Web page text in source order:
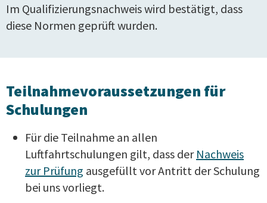
Im Qualifizierungsnachweis wird bestätigt, dass
diese Normen geprüft wurden.
Teilnahmevoraussetzungen für
Schulungen
Für die Teilnahme an allen
Luftfahrtschulungen gilt, dass der Nachweis
zur Prüfung ausgefüllt vor Antritt der Schulung
bei uns vorliegt.